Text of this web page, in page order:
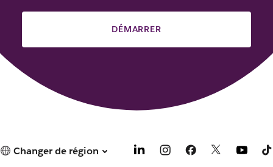
DÉMARRER
Changer de région